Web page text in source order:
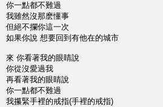
你一點都不難過
我雖然沒那麽懂事
但絕不攔你這一次
如果你說 想要回到有他在的城市
來 你看著我的眼睛說
你從沒愛過我
再看著我的眼睛說
你一點都不難過
我攥緊手裡的戒指(手裡的戒指)